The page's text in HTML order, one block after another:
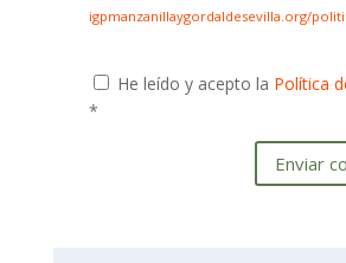
igpmanzanillaygordaldesevilla.org/
He leído y acepto la Política
*
Enviar